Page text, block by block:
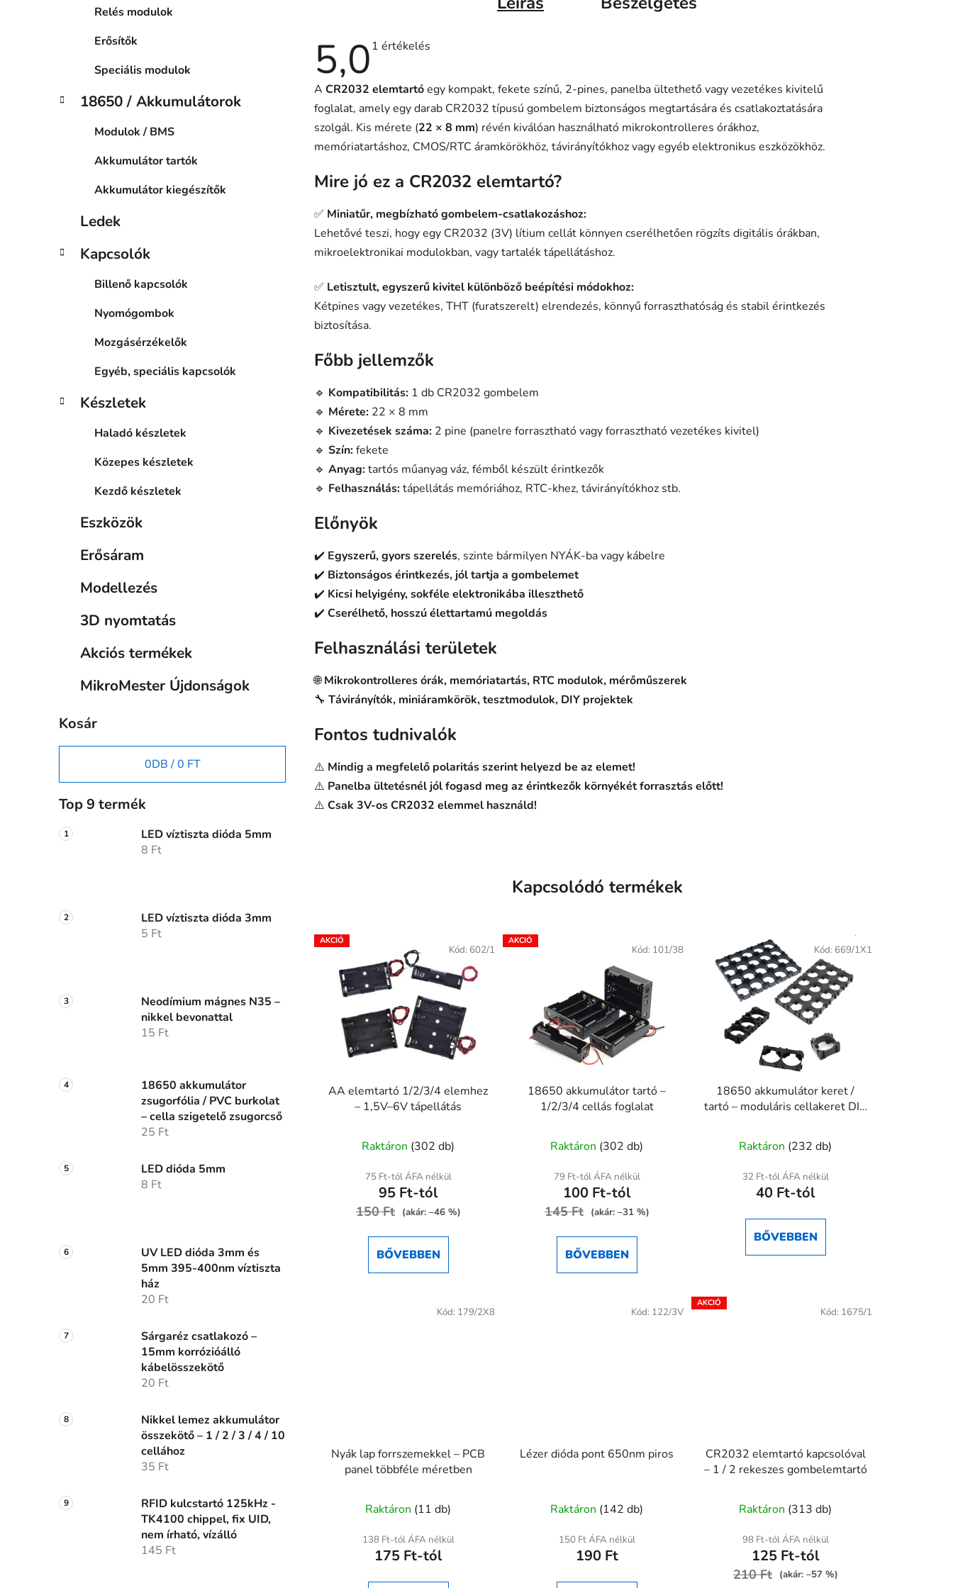
Relés modulok
Erősítők
Speciális modulok
18650 / Akkumulátorok
Modulok / BMS
Akkumulátor tartók
Akkumulátor kiegészítők
Ledek
Kapcsolók
Billenő kapcsolók
Nyomógombok
Mozgásérzékelők
Egyéb, speciális kapcsolók
Készletek
Haladó készletek
Közepes készletek
Kezdő készletek
Eszközök
Erősáram
Modellezés
3D nyomtatás
Akciós termékek
MikroMester Újdonságok
Kosár
0DB /0 FT
Top 9 termék
LED víztiszta dióda 5mm
8 Ft
LED víztiszta dióda 3mm
5 Ft
Neodímium mágnes N35 –
nikkel bevonattal
15 Ft
18650 akkumulátor
zsugorfólia / PVC burkolat
– cella szigetelő zsugorcső
25 Ft
LED dióda 5mm
8 Ft
UV LED dióda 3mm és
5mm 395-400nm víztiszta
ház
20 Ft
Sárgaréz csatlakozó –
15mm korrózióálló
kábelösszekötő
20 Ft
Nikkel lemez akkumulátor
összekötő – 1 / 2 / 3 / 4 / 10
cellához
35 Ft
RFID kulcstartó 125kHz -
TK4100 chippel, fix UID,
nem írható, vízálló
145 Ft
5,0 A
5-
ből
5,0
csillag.
1 értékelés
A CR2032 elemtartóegy kompakt, fekete színű, 2-pines, panelba ültethető vagy vezetékes kivitelű
foglalat, amely egy darab CR2032 típusú gombelem biztonságos megtartására és csatlakoztatására
szolgál. Kis mérete (22 × 8 mm) révén kiválóan használható mikrokontrolleres órákhoz,
memóriatartáshoz, CMOS/RTC áramkörökhöz, távirányítókhoz vagy egyéb elektronikus eszközökhöz.
Mire jó ez a CR2032 elemtartó?
✅ Miniatűr, megbízható gombelem-csatlakozáshoz:
Lehetővé teszi, hogy egy CR2032 (3V) lítium cellát könnyen cserélhetően rögzíts digitális órákban,
mikroelektronikai modulokban, vagy tartalék tápellátáshoz.
✅ Letisztult, egyszerű kivitel különböző beépítési módokhoz:
Kétpines vagy vezetékes, THT (furatszerelt) elrendezés, könnyű forraszthatóság és stabil érintkezés
biztosítása.
Főbb jellemzők
🔹 Kompatibilitás: 1 db CR2032 gombelem
🔹 Mérete: 22 × 8 mm
🔹 Kivezetések száma: 2 pine (panelre forrasztható vagy forrasztható vezetékes kivitel)
🔹 Szín:fekete
🔹 Anyag:tartós műanyag váz, fémből készült érintkezők
🔹 Felhasználás:tápellátás memóriához, RTC-khez, távirányítókhoz stb.
Előnyök
✔️ Egyszerű, gyors szerelés, szinte bármilyen NYÁK-ba vagy kábelre
✔️ Biztonságos érintkezés, jól tartja a gombelemet
✔️ Kicsi helyigény, sokféle elektronikába illeszthető
✔️ Cserélhető, hosszú élettartamú megoldás
Felhasználási területek
🌐Mikrokontrolleres órák, memóriatartás, RTC modulok, mérőműszerek
🔧 Távirányítók, miniáramkörök, tesztmodulok, DIY projektek
Fontos tudnivalók
⚠️ Mindig a megfelelő polaritás szerint helyezd be az elemet!
⚠️ Panelba ültetésnél jól fogasd meg az érintkezők környékét forrasztás előtt!
⚠️ Csak 3V-os CR2032 elemmel használd!
Kapcsolódó termékek
AA elemtartó 1/2/3/4 elemhez
– 1,5V–6V tápellátás
termék
átlagos
értékelése
5-
5,0
Raktáron (302 db)
75 Ft-tól ÁFA nélkül
95 Ft-tól
150 Ft (akár: –46 %)
BŐVEBBEN
Kód: 602/1
18650 akkumulátor tartó –
1/2/3/4 cellás foglalat
termék
átlagos
értékelése
5-
5,0
Raktáron (302 db)
79 Ft-tól ÁFA nélkül
100 Ft-tól
145 Ft (akár: –31 %)
BŐVEBBEN
Kód: 101/38
18650 akkumulátor keret /
tartó – moduláris cellakeret DIY
termék
átlagos
értékelése
ből
Raktáron (232 db)
32 Ft-tól ÁFA nélkül
40 Ft-tól
BŐVEBBEN
Kód: 669/1X1
Nyák lap forrszemekkel – PCB
panel többféle méretben
Raktáron (11 db)
138 Ft-tól ÁFA nélkül
175 Ft-tól
Kód: 179/2X8
Lézer dióda pont 650nm piros
Raktáron (142 db)
150 Ft ÁFA nélkül
190 Ft
Kód: 122/3V
CR2032 elemtartó kapcsolóval
– 1 / 2 rekeszes gombelemtartó
termék
átlagos
értékelése
5-
Raktáron (313 db)
98 Ft-tól ÁFA nélkül
125 Ft-tól
210 Ft (akár: –57 %)
Kód: 1675/1